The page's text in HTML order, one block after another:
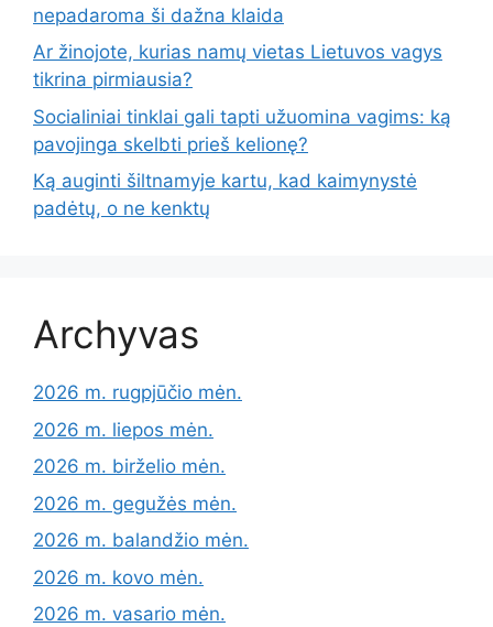
nepadaroma ši dažna klaida
Ar žinojote, kurias namų vietas Lietuvos vagys
tikrina pirmiausia?
Socialiniai tinklai gali tapti užuomina vagims: ką
pavojinga skelbti prieš kelionę?
Ką auginti šiltnamyje kartu, kad kaimynystė
padėtų, o ne kenktų
Archyvas
2026 m. rugpjūčio mėn.
2026 m. liepos mėn.
2026 m. birželio mėn.
2026 m. gegužės mėn.
2026 m. balandžio mėn.
2026 m. kovo mėn.
2026 m. vasario mėn.